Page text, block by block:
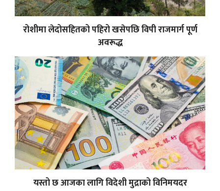
रोशीमा लेदोसहितको पहिरो खसेपछि विपी राजमार्ग पूर्ण
अवरूद्ध
यस्तो छ आजका लागि विदेशी मुद्राको विनिमयदर